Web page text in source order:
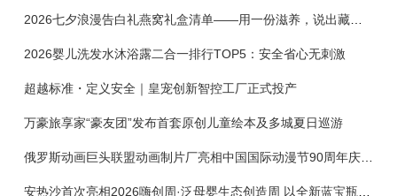
2026七夕浪漫告白礼燕窝礼盒清单——用一份滋养，说出藏在心底的爱
2026婴儿洗发水沐浴露二合一排行TOP5：安全省心无刺激
超越标准・定义安全｜皇宠创新智控工厂正式投产
万豪旅享家“豪友团”发布首套原创儿童绘本及多城夏日巡游
俄罗斯动画巨头联盟动画制片厂亮相中国国际动漫节90周年庆开启中国之旅新篇章